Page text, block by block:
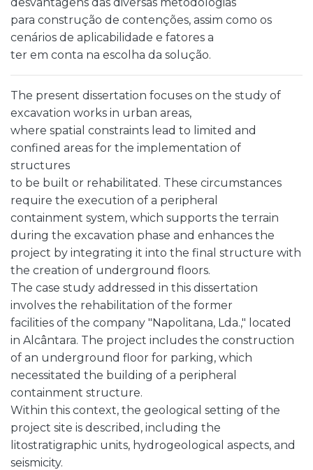
para construção de contenções, assim como os
cenários de aplicabilidade e fatores a
ter em conta na escolha da solução.
The present dissertation focuses on the study of
excavation works in urban areas,
where spatial constraints lead to limited and
confined areas for the implementation of
structures
to be built or rehabilitated. These circumstances
require the execution of a peripheral
containment system, which supports the terrain
during the excavation phase and enhances the
project by integrating it into the final structure with
the creation of underground floors.
The case study addressed in this dissertation
involves the rehabilitation of the former
facilities of the company "Napolitana, Lda.," located
in Alcântara. The project includes the construction
of an underground floor for parking, which
necessitated the building of a peripheral
containment structure.
Within this context, the geological setting of the
project site is described, including the
litostratigraphic units, hydrogeological aspects, and
seismicity.